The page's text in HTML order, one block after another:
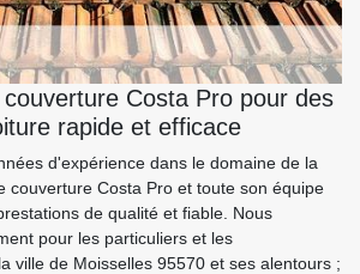
couverture Costa Pro pour des
rapide et efficace
d'expérience dans le domaine de la
couverture Costa Pro et toute son équipe
de qualité et fiable. Nous
pour les particuliers et les
ville de Moisselles 95570 et ses alentours ;